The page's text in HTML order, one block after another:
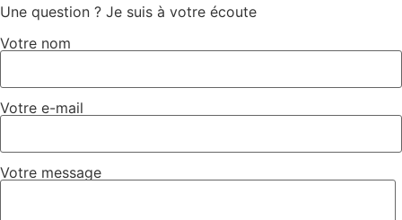
Une question ? Je suis à votre écoute
Votre nom
Votre e-mail
Votre message